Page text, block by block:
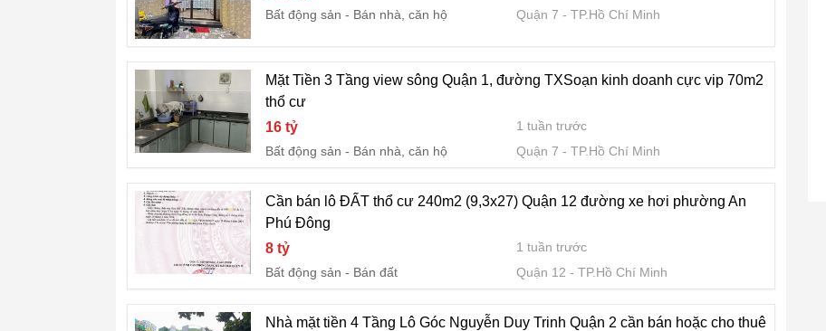
Bất động sản
Bán nhà, căn hộ Quận 7 TP.Hồ Chí Minh
Mặt Tiền 3 Tầng view sông Quận 1, đường TXSoạn kinh doanh cực vip 70m2
thổ cư
16 tỷ
1 tuần trước
Bất động sản
Bán nhà, căn hộ Quận 7 TP.Hồ Chí Minh
Cần bán lô ĐẤT thổ cư 240m2 (9,3x27) Quận 12 đường xe hơi phường An
Phú Đông
8 tỷ
1 tuần trước
Bất động sản
Bán đất Quận 12 TP.Hồ Chí Minh
Nhà mặt tiền 4 Tầng Lô Góc Nguyễn Duy Trinh Quận 2 cần bán hoặc cho thuê